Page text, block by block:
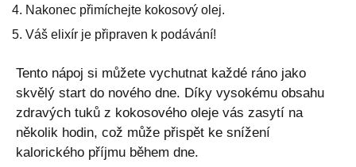
Nakonec přimíchejte kokosový olej.
Váš elixír je připraven k podávání!
Tento nápoj si můžete vychutnat každé ráno jako
skvělý start do nového dne. Díky vysokému obsahu
zdravých tuků z kokosového oleje vás zasytí na
několik hodin, což může přispět ke snížení
kalorického příjmu během dne.